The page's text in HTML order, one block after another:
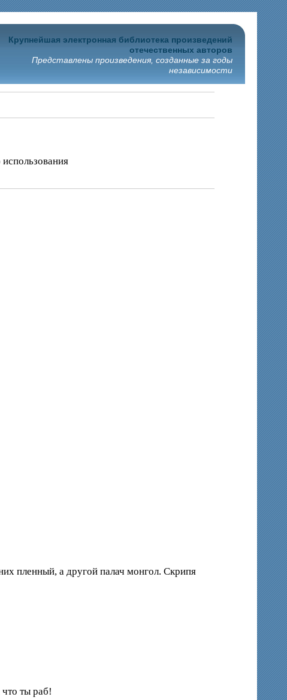
Крупнейшая электронная библиотека произведений
отечественных авторов
Представлены произведения, созданные за годы
независимости
пленный, а другой палач монгол. Скрипя
ты раб!